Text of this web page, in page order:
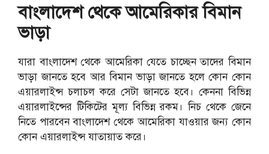
বাংলাদেশ থেকে আমেরিকার বিমান
ভাড়া
যারা বাংলাদেশ থেকে আমেরিকা যেতে চাচ্ছেন তাদের বিমান
ভাড়া জানতে হবে আর বিমান ভাড়া জানতে হলে কোন কোন
এয়ারলাইন্স চলাচল করে সেটা জানতে হবে। কেননা বিভিন্ন
এয়ারলাইন্সের টিকিটের মূল্য বিভিন্ন রকম। নিচ থেকে জেনে
নিতে পারবেন বাংলাদেশ থেকে আমেরিকা যাওয়ার জন্য কোন
কোন এয়ারলাইন্স যাতায়াত করে।